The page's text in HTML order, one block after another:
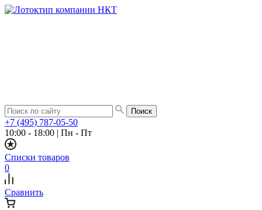
+7 (495) 787-05-50
10:00 - 18:00 | Пн - Пт
Списки товаров
0
Сравнить